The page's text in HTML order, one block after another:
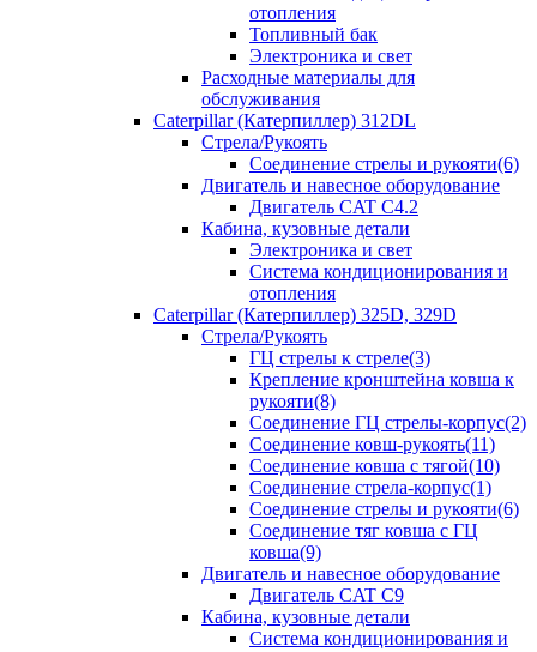
отопления
Топливный бак
Электроника и свет
Расходные материалы для
обслуживания
Caterpillar (Катерпиллер) 312DL
Стрела/Рукоять
Соединение стрелы и рукояти(6)
Двигатель и навесное оборудование
Двигатель CAT С4.2
Кабина, кузовные детали
Электроника и свет
Система кондиционирования и
отопления
Caterpillar (Катерпиллер) 325D, 329D
Стрела/Рукоять
ГЦ стрелы к стреле(3)
Крепление кронштейна ковша к
рукояти(8)
Соединение ГЦ стрелы-корпус(2)
Соединение ковш-рукоять(11)
Соединение ковша с тягой(10)
Соединение стрела-корпус(1)
Соединение стрелы и рукояти(6)
Соединение тяг ковша с ГЦ
ковша(9)
Двигатель и навесное оборудование
Двигатель CAT C9
Кабина, кузовные детали
Система кондиционирования и